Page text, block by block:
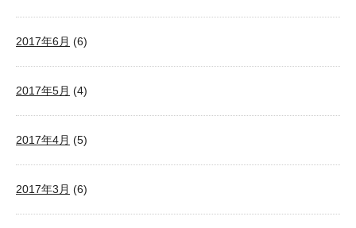
2017年6月 (6)
2017年5月 (4)
2017年4月 (5)
2017年3月 (6)